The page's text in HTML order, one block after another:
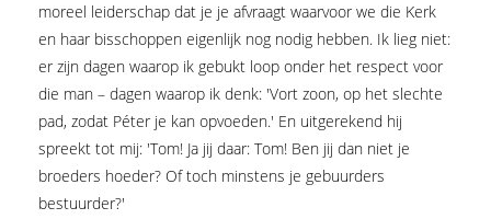
moreel leiderschap dat je je afvraagt waarvoor we die Kerk
en haar bisschoppen eigenlijk nog nodig hebben. Ik lieg niet:
er zijn dagen waarop ik gebukt loop onder het respect voor
die man – dagen waarop ik denk: 'Vort zoon, op het slechte
pad, zodat Péter je kan opvoeden.' En uitgerekend hij
spreekt tot mij: 'Tom! Ja jij daar: Tom! Ben jij dan niet je
broeders hoeder? Of toch minstens je gebuurders
bestuurder?'